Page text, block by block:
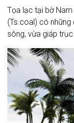
Tọa lạc tại bờ Nam
(Ts.coal) có những
sông, vừa giáp